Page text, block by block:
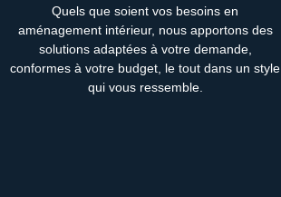
Quels que soient vos besoins en
aménagement intérieur, nous apportons des
solutions adaptées à votre demande,
conformes à votre budget, le tout dans un style
qui vous ressemble.